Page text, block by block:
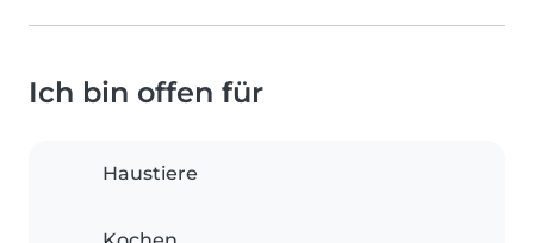
Ich bin offen für
Haustiere